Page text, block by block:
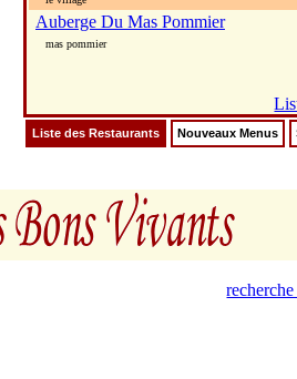
Auberge Du Mas Pommier
mas pommier
Liste des Restaurants Nouveaux Menus